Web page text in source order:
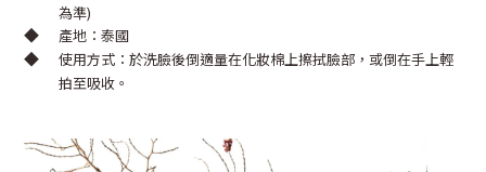
為準)
◆ 產地：泰國
◆
使用方式：於洗臉後倒適量在化妝棉上擦拭臉部，或倒在手上輕
拍至吸收。